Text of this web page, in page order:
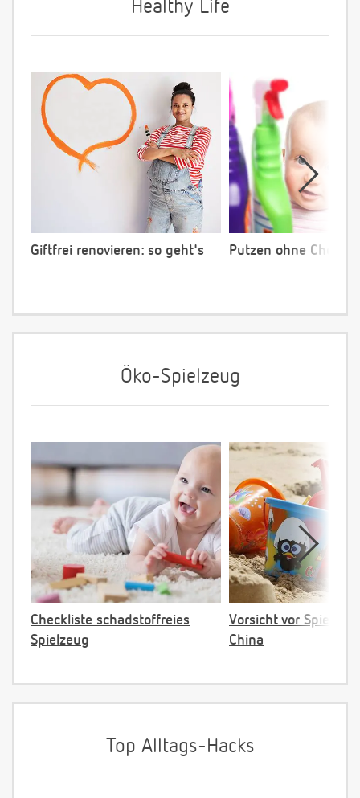
Healthy Life
Giftfrei renovieren: so geht's Putzen ohne Chemie
Öko-Spielzeug
Checkliste schadstoffreies
Spielzeug
Vorsicht vor
China
Top Alltags-Hacks